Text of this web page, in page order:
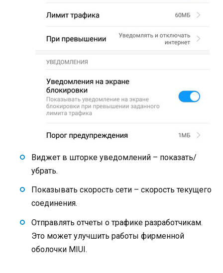
Виджет в шторке уведомлений – показать/
убрать.
Показывать скорость сети – скорость текущего
соединения.
Отправлять отчеты о трафике разработчикам.
Это может улучшить работы фирменной
оболочки MIUI.